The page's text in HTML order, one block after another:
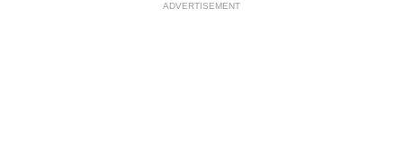
ADVERTISEMENT